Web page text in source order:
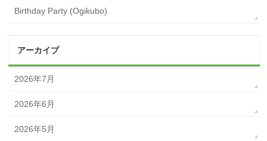
Birthday Party (Ogikubo)
アーカイブ
2026年7月
2026年6月
2026年5月